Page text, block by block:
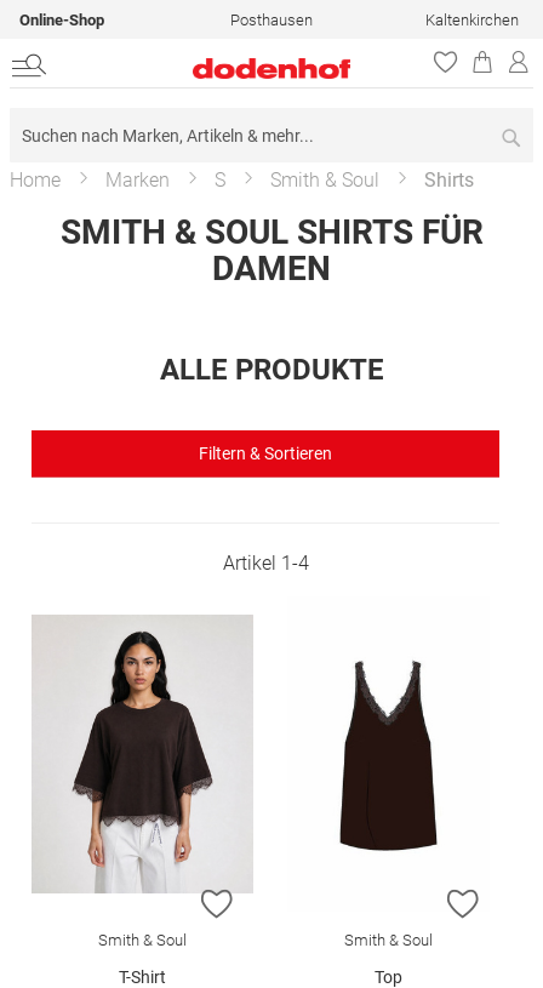
Online-Shop Posthausen Kaltenkirchen
Home Marken S Smith & Soul Shirts
SMITH & SOUL SHIRTS FÜR
DAMEN
ALLE PRODUKTE
Filtern & Sortieren
Artikel 1-4
ZUR WUNSCHLISTE HINZUFÜGEN
Smith & Soul
T-Shirt
ZUR
Smith & Soul
Top